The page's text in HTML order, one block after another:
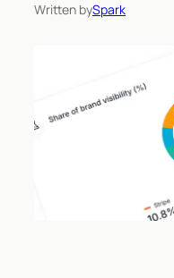
Written bySpark